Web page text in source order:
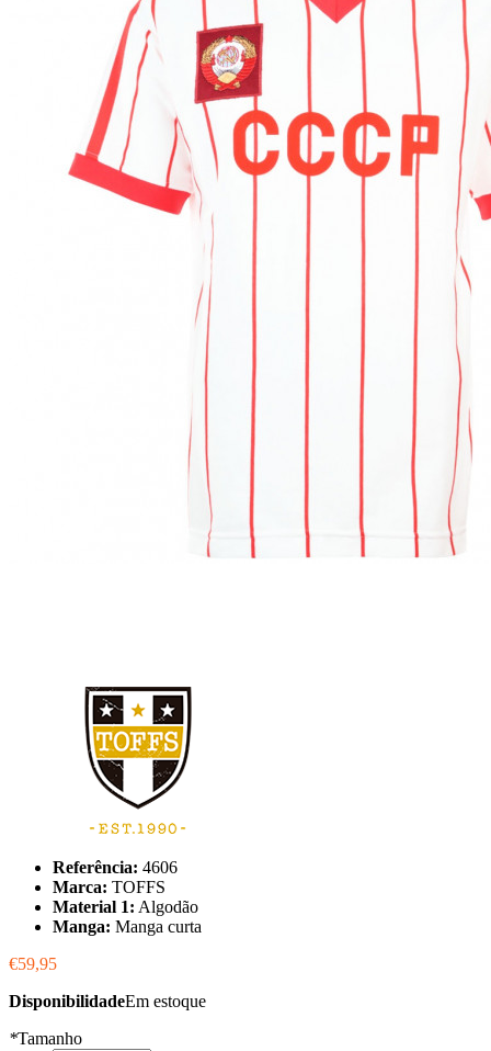
Referência: 4606
Marca: TOFFS
Material 1: Algodão
Manga: Manga curta
€59,95
DisponibilidadeEm estoque
*Tamanho